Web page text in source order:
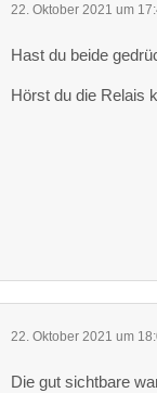
22. Oktober 2021 um
Hast du beide
Hörst du die Relais
22. Oktober 2021 um
Die gut sichtbare